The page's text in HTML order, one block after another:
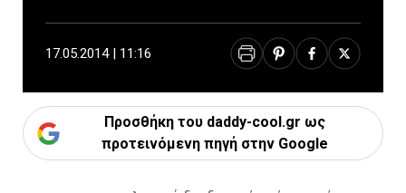
17.05.2014 | 11:16
Προσθήκη του daddy-cool.gr ως
προτεινόμενη πηγή στην Google